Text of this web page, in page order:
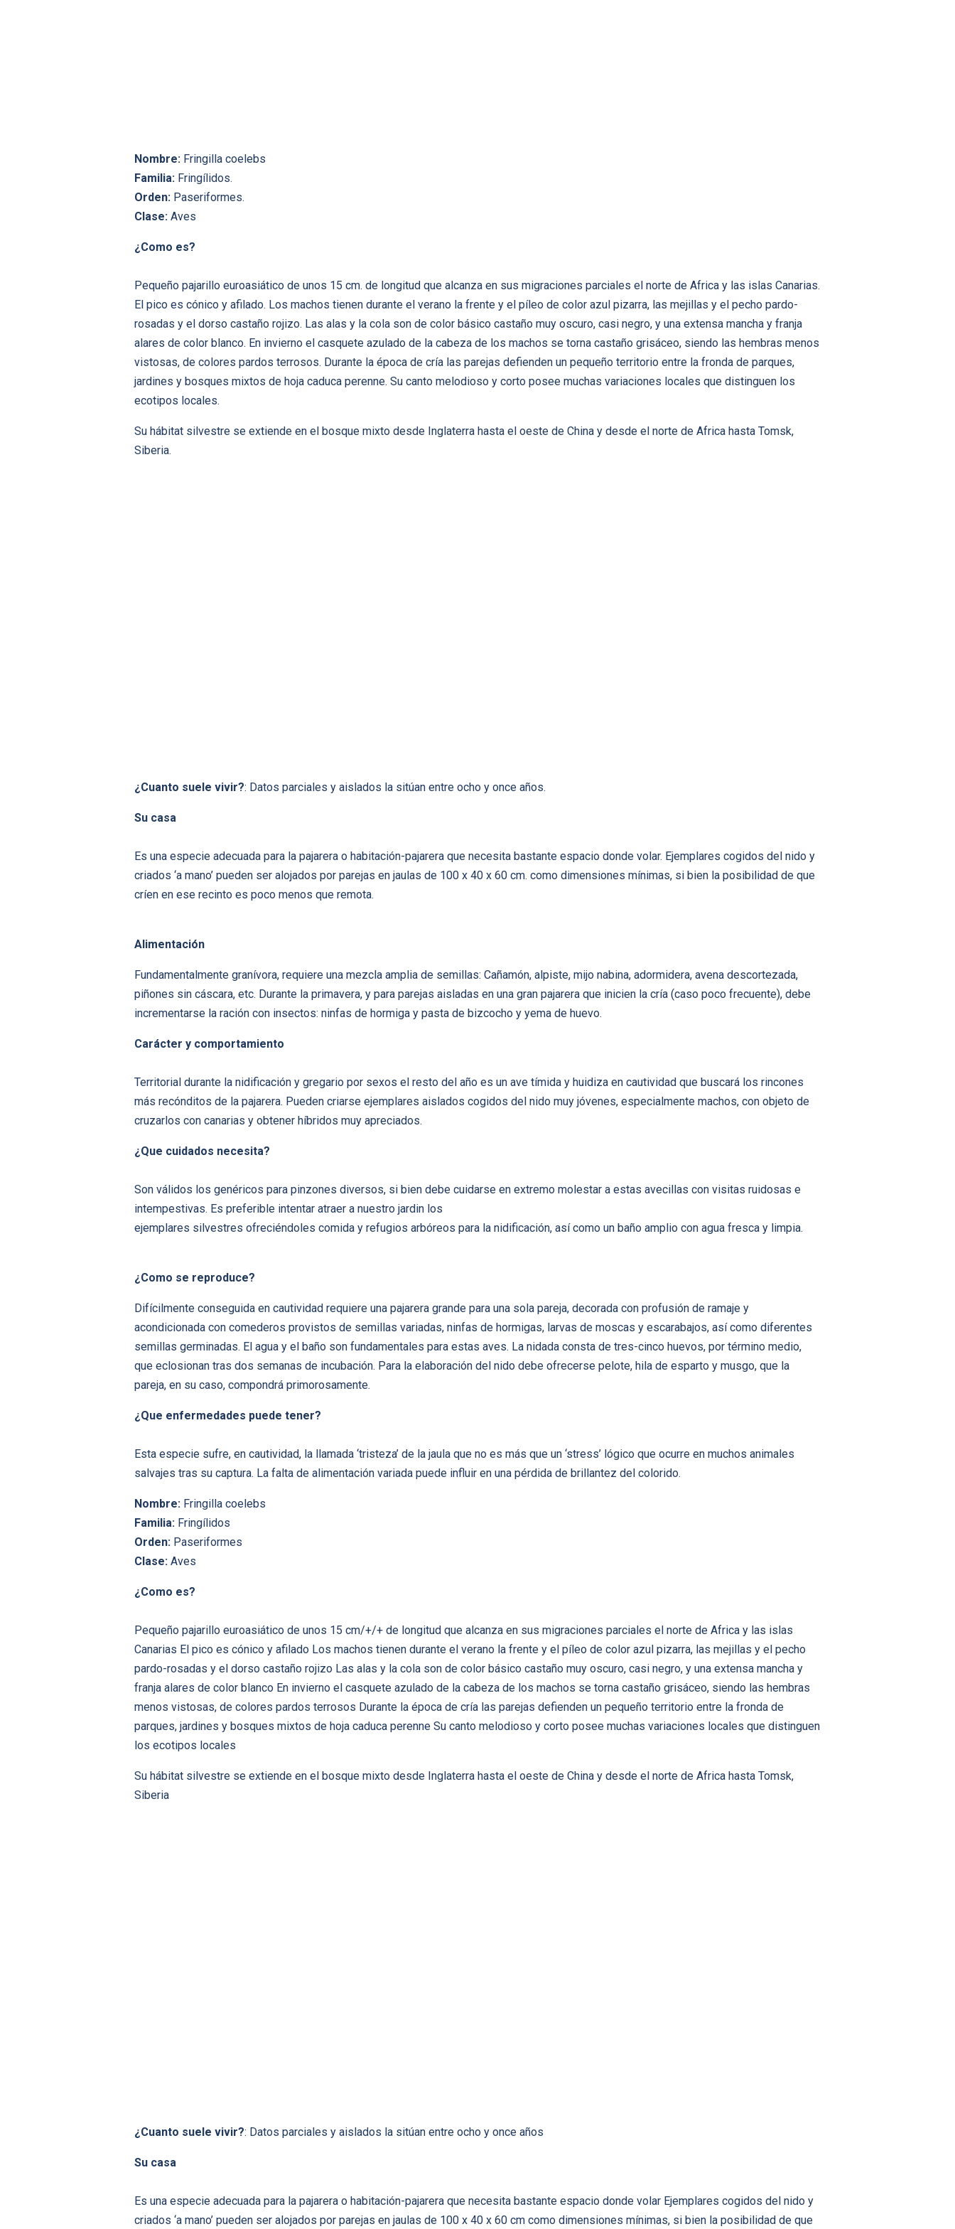
Nombre: Fringilla coelebs
Familia: Fringí­lidos.
Orden: Paseriformes.
Clase: Aves
¿Como es?
Pequeño pajarillo euroasiático de unos 15 cm. de longitud que alcanza en sus migraciones parciales el norte de Africa y las islas Canarias.
El pico es cónico y afilado. Los machos tienen durante el verano la frente y el pí­leo de color azul pizarra, las mejillas y el pecho pardo-
rosadas y el dorso castaño rojizo. Las alas y la cola son de color básico castaño muy oscuro, casi negro, y una extensa mancha y franja
alares de color blanco. En invierno el casquete azulado de la cabeza de los machos se torna castaño grisáceo, siendo las hembras menos
vistosas, de colores pardos terrosos. Durante la época de crí­a las parejas defienden un pequeño territorio entre la fronda de parques,
jardines y bosques mixtos de hoja caduca perenne. Su canto melodioso y corto posee muchas variaciones locales que distinguen los
ecotipos locales.
Su hábitat silvestre se extiende en el bosque mixto desde Inglaterra hasta el oeste de China y desde el norte de Africa hasta Tomsk,
Siberia.
¿Cuanto suele vivir?: Datos parciales y aislados la sitúan entre ocho y once años.
Su casa
Es una especie adecuada para la pajarera o habitación-pajarera que necesita bastante espacio donde volar. Ejemplares cogidos del nido y
criados ‘a mano’ pueden ser alojados por parejas en jaulas de 100 x 40 x 60 cm. como dimensiones mí­nimas, si bien la posibilidad de que
crí­en en ese recinto es poco menos que remota.
Alimentación
Fundamentalmente graní­vora, requiere una mezcla amplia de semillas: Cañamón, alpiste, mijo nabina, adormidera, avena descortezada,
piñones sin cáscara, etc. Durante la primavera, y para parejas aisladas en una gran pajarera que inicien la crí­a (caso poco frecuente), debe
incrementarse la ración con insectos: ninfas de hormiga y pasta de bizcocho y yema de huevo.
Carácter y comportamiento
Territorial durante la nidificación y gregario por sexos el resto del año es un ave tí­mida y huidiza en cautividad que buscará los rincones
más recónditos de la pajarera. Pueden criarse ejemplares aislados cogidos del nido muy jóvenes, especialmente machos, con objeto de
cruzarlos con canarias y obtener hí­bridos muy apreciados.
¿Que cuidados necesita?
Son válidos los genéricos para pinzones diversos, si bien debe cuidarse en extremo molestar a estas avecillas con visitas ruidosas e
intempestivas. Es preferible intentar atraer a nuestro jardin los
ejemplares silvestres ofreciéndoles comida y refugios arbóreos para la nidificación, así­ como un baño amplio con agua fresca y limpia.
¿Como se reproduce?
Difí­cilmente conseguida en cautividad requiere una pajarera grande para una sola pareja, decorada con profusión de ramaje y
acondicionada con comederos provistos de semillas variadas, ninfas de hormigas, larvas de moscas y escarabajos, así­ como diferentes
semillas germinadas. El agua y el baño son fundamentales para estas aves. La nidada consta de tres-cinco huevos, por término medio,
que eclosionan tras dos semanas de incubación. Para la elaboración del nido debe ofrecerse pelote, hila de esparto y musgo, que la
pareja, en su caso, compondrá primorosamente.
¿Que enfermedades puede tener?
Esta especie sufre, en cautividad, la llamada ‘tristeza’ de la jaula que no es más que un ‘stress’ lógico que ocurre en muchos animales
salvajes tras su captura. La falta de alimentación variada puede influir en una pérdida de brillantez del colorido.
Nombre: Fringilla coelebs
Familia: Fringí­lidos
Orden: Paseriformes
Clase: Aves
¿Como es?
Pequeño pajarillo euroasiático de unos 15 cm/+/+ de longitud que alcanza en sus migraciones parciales el norte de Africa y las islas
Canarias El pico es cónico y afilado Los machos tienen durante el verano la frente y el pí­leo de color azul pizarra, las mejillas y el pecho
pardo-rosadas y el dorso castaño rojizo Las alas y la cola son de color básico castaño muy oscuro, casi negro, y una extensa mancha y
franja alares de color blanco En invierno el casquete azulado de la cabeza de los machos se torna castaño grisáceo, siendo las hembras
menos vistosas, de colores pardos terrosos Durante la época de crí­a las parejas defienden un pequeño territorio entre la fronda de
parques, jardines y bosques mixtos de hoja caduca perenne Su canto melodioso y corto posee muchas variaciones locales que distinguen
los ecotipos locales
Su hábitat silvestre se extiende en el bosque mixto desde Inglaterra hasta el oeste de China y desde el norte de Africa hasta Tomsk,
Siberia
¿Cuanto suele vivir?: Datos parciales y aislados la sitúan entre ocho y once años
Su casa
Es una especie adecuada para la pajarera o habitación-pajarera que necesita bastante espacio donde volar Ejemplares cogidos del nido y
criados ‘a mano’ pueden ser alojados por parejas en jaulas de 100 x 40 x 60 cm como dimensiones mí­nimas, si bien la posibilidad de que